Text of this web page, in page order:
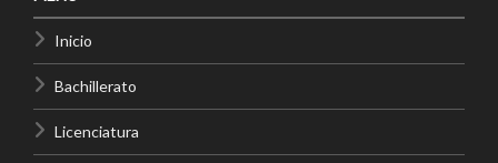
Inicio
Bachillerato
Licenciatura